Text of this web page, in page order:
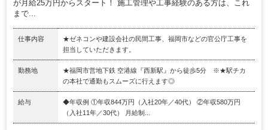
が月給25万円からスタート！ 施工管理や工事経験のある方は、これ
まで...
仕事内容
★ゼネコンや建設会社の民間工事、福岡市などの官公庁工事を
担当していただきます。
勤務地
★福岡市営地下鉄 空港線『西新駅』から徒歩5分 ※★駅チカ
の本社で通勤もスムーズに行えます◎
給与
◆年収例 ①年収844万円（入社20年／40代） ②年収580万円
（入社11年／30代） 月給制...